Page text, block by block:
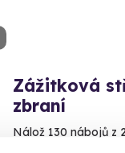
Zážitková
zbraní
Nálož 130 nábojů z